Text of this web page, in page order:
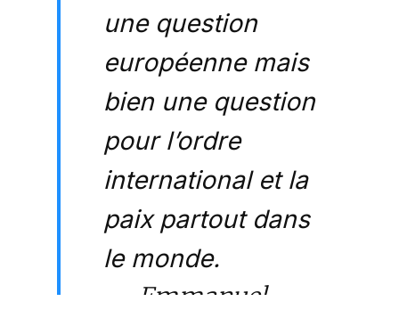
une question
européenne mais
bien une question
pour l’ordre
international et la
paix partout dans
le monde.
— Emmanuel